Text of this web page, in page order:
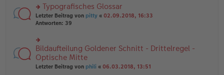
tr
a
g
n
er
B
a
g
u
n
g
es
e
n
er
B
rs
te
u
n
g
el
es
Typografisches Glossar
Letzter Beitrag von pitty « 02.09.2018, 16:33
Antworten: 39
rs
te
r
u
Bildaufteilung Goldener Schnitt - Drittelregel -
Optische Mitte
Letzter Beitrag von phili « 06.03.2018, 13:51